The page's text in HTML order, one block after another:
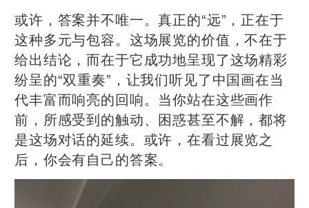
或许，答案并不唯一。真正的“远”，正在于
这种多元与包容。这场展览的价值，不在于
给出结论，而在于它成功地呈现了这场精彩
纷呈的“双重奏”，让我们听见了中国画在当
代丰富而响亮的回响。当你站在这些画作
前，所感受到的触动、困惑甚至不解，都将
是这场对话的延续。或许，在看过展览之
后，你会有自己的答案。